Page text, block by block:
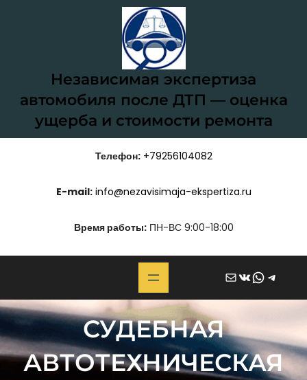
Независимая экспертиза
автомобиля после ДТП — оценка
ущерба и стоимости ремонта
Телефон: +79256104082
E-mail: info@nezavisimaja-ekspertiza.ru
Время работы:ПН-ВС 9:00-18:00
Почта ВКонтакте WhatsApp Telegram
СУДЕБНАЯ
АВТОТЕХНИЧЕСКАЯ